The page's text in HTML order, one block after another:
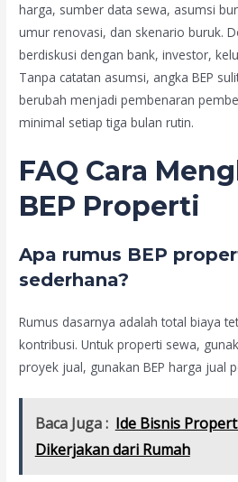
harga, sumber data sewa, asumsi
umur renovasi, dan skenario buruk.
berdiskusi dengan bank, investor,
Tanpa catatan asumsi, angka BEP
berubah menjadi pembenaran
minimal setiap tiga bulan rutin.
FAQ Cara
BEP Properti
Apa rumus BEP
sederhana?
Rumus dasarnya adalah total biaya
kontribusi. Untuk properti sewa,
proyek jual, gunakan BEP harga jual
Baca Juga : Ide Bisnis
Dikerjakan dari Rumah